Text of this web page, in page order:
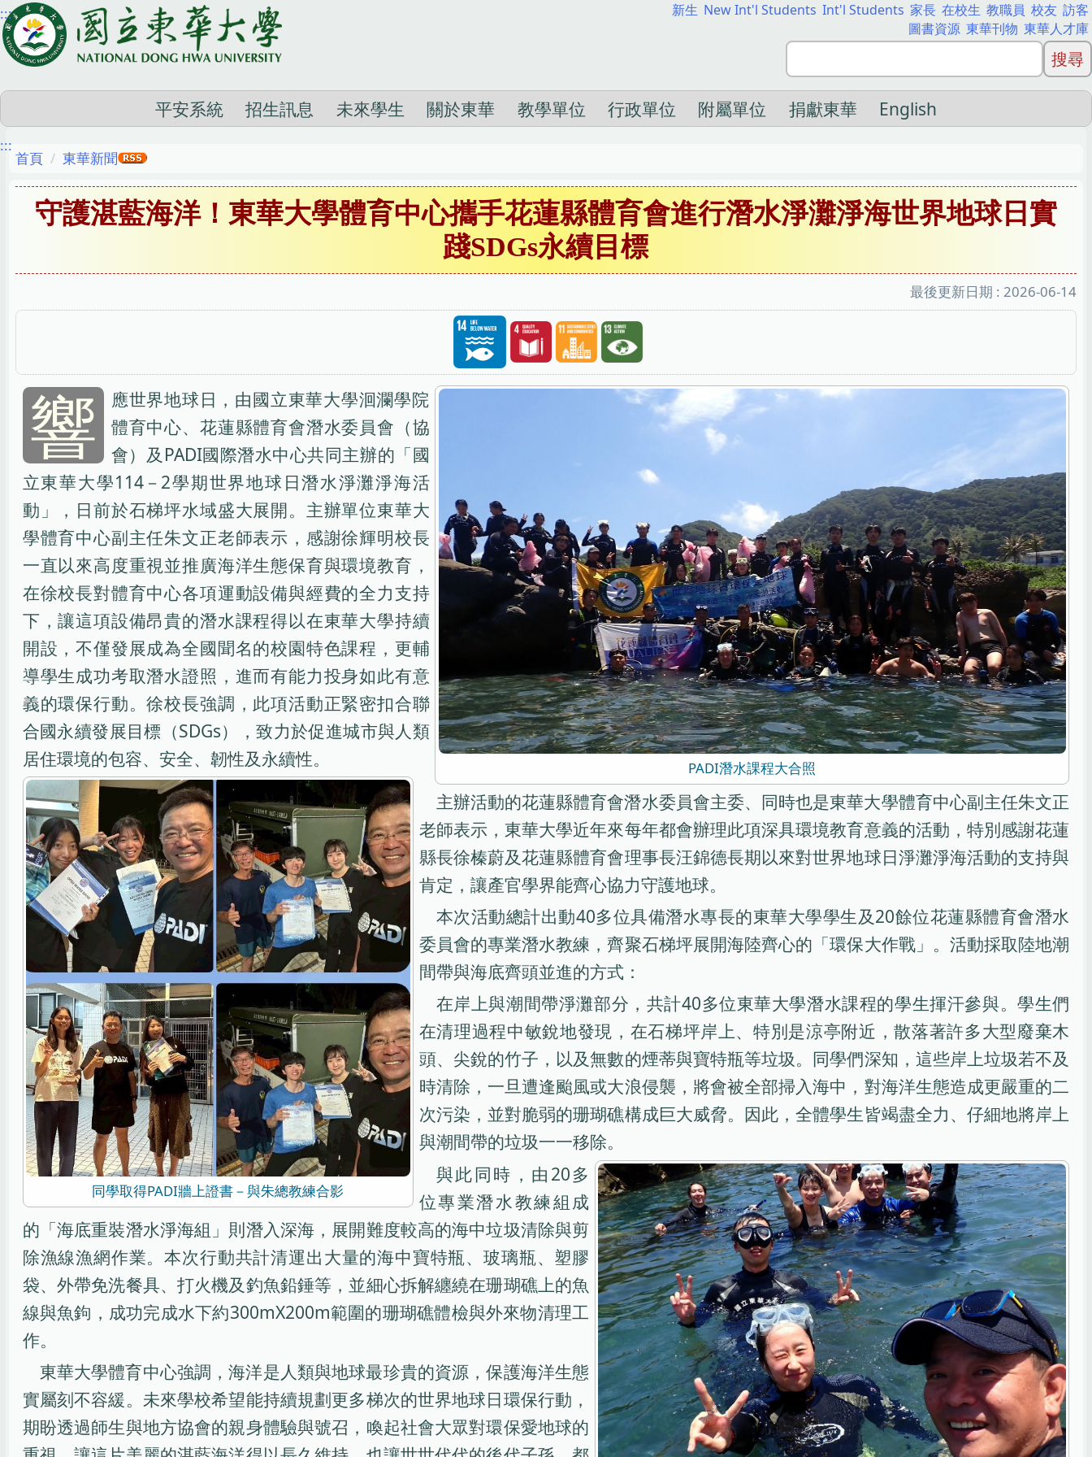
跳
到
主
容
區
::: 新生 New Int'l Students Int'l Students 家長 在校生 教職員 校友 訪客
圖書資源 東華刊物 東華人才庫
平安系統 招生訊息 未來學生 關於東華 教學單位 行政單位 附屬單位 捐獻東華 English
:::
首頁 東華新聞
守護湛藍海洋！東華大學體育中心攜手花蓮縣體育會進行潛水淨灘淨海世界地球日實
踐SDGs永續目標
最後更新日期 : 2026-06-14
PADI潛水課程大合照
響
應世界地球日，由國立東華大學洄瀾學院
體育中心、花蓮縣體育會潛水委員會（協
會）及PADI國際潛水中心共同主辦的「國
立東華大學114－2學期世界地球日潛水淨灘淨海活
動」，日前於石梯坪水域盛大展開。主辦單位東華大
學體育中心副主任朱文正老師表示，感謝徐輝明校長
一直以來高度重視並推廣海洋生態保育與環境教育，
在徐校長對體育中心各項運動設備與經費的全力支持
下，讓這項設備昂貴的潛水課程得以在東華大學持續
開設，不僅發展成為全國聞名的校園特色課程，更輔
導學生成功考取潛水證照，進而有能力投身如此有意
義的環保行動。徐校長強調，此項活動正緊密扣合聯
合國永續發展目標（SDGs），致力於促進城市與人類
居住環境的包容、安全、韌性及永續性。
同學取得PADI牆上證書－與朱總教練合影
主辦活動的花蓮縣體育會潛水委員會主委、同時也是東華大學體育中心副主任朱文正
老師表示，東華大學近年來每年都會辦理此項深具環境教育意義的活動，特別感謝花蓮
縣長徐榛蔚及花蓮縣體育會理事長汪錦德長期以來對世界地球日淨灘淨海活動的支持與
肯定，讓產官學界能齊心協力守護地球。
本次活動總計出動40多位具備潛水專長的東華大學學生及20餘位花蓮縣體育會潛水
委員會的專業潛水教練，齊聚石梯坪展開海陸齊心的「環保大作戰」。活動採取陸地潮
間帶與海底齊頭並進的方式：
在岸上與潮間帶淨灘部分，共計40多位東華大學潛水課程的學生揮汗參與。學生們
在清理過程中敏銳地發現，在石梯坪岸上、特別是涼亭附近，散落著許多大型廢棄木
頭、尖銳的竹子，以及無數的煙蒂與寶特瓶等垃圾。同學們深知，這些岸上垃圾若不及
時清除，一旦遭逢颱風或大浪侵襲，將會被全部掃入海中，對海洋生態造成更嚴重的二
次污染，並對脆弱的珊瑚礁構成巨大威脅。因此，全體學生皆竭盡全力、仔細地將岸上
與潮間帶的垃圾一一移除。
與此同時，由20多
位專業潛水教練組成
的「海底重裝潛水淨海組」則潛入深海，展開難度較高的海中垃圾清除與剪
除漁線漁網作業。本次行動共計清運出大量的海中寶特瓶、玻璃瓶、塑膠
袋、外帶免洗餐具、打火機及釣魚鉛錘等，並細心拆解纏繞在珊瑚礁上的魚
線與魚鉤，成功完成水下約300mX200m範圍的珊瑚礁體檢與外來物清理工
作。
東華大學體育中心強調，海洋是人類與地球最珍貴的資源，保護海洋生態
實屬刻不容緩。未來學校希望能持續規劃更多梯次的世界地球日環保行動，
期盼透過師生與地方協會的親身體驗與號召，喚起社會大眾對環保愛地球的